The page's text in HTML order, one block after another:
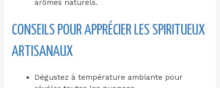
arômes naturels.
CONSEILS POUR APPRÉCIER LES SPIRITUEUX
ARTISANAUX
Dégustez à température ambiante pour